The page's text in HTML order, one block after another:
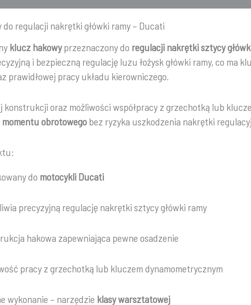
do regulacji nakrętki główki ramy – Ducati
klucz hakowyprzeznaczony do regulacji nakrętki sztycy
i bezpieczną regulację luzu łożysk główki ramy, co ma
prawidłowej pracy układu kierowniczego.
konstrukcji oraz możliwości współpracy z grzechotką lub
obrotowego bez ryzyka uszkodzenia nakrętki
do motocykli Ducati
precyzyjną regulację nakrętki sztycy główki ramy
hakowa zapewniająca pewne osadzenie
pracy z grzechotką lub kluczem dynamometrycznym
wykonanie – narzędzie klasy warsztatowej